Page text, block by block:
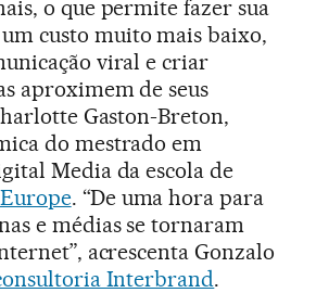
o que permite fazer sua
custo muito mais baixo,
viral e criar
aproximem de seus
Gaston-Breton,
do mestrado em
Media da escola de
. “De uma hora para
e médias se tornaram
acrescenta Gonzalo
Interbrand.